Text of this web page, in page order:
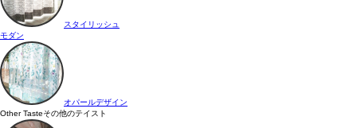
スタイリッシュ
モダン
オパールデザイン
Other Tasteその他のテイスト